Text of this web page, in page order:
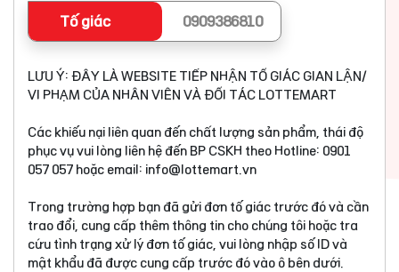
Tố giác 0909386810
LƯU Ý: ĐÂY LÀ WEBSITE TIẾP NHẬN TỐ GIÁC GIAN LẬN/
VI PHẠM CỦA NHÂN VIÊN VÀ ĐỐI TÁC LOTTEMART
Các khiếu nại liên quan đến chất lượng sản phẩm, thái độ
phục vụ vui lòng liên hệ đến BP CSKH theo Hotline: 0901
057 057 hoặc email: info@lottemart.vn
Trong trường hợp bạn đã gửi đơn tố giác trước đó và cần
trao đổi, cung cấp thêm thông tin cho chúng tôi hoặc tra
cứu tình trạng xử lý đơn tố giác, vui lòng nhập số ID và
mật khẩu đã được cung cấp trước đó vào ô bên dưới.